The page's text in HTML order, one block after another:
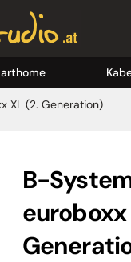
XL (2. Generation)
B-
euroboxx